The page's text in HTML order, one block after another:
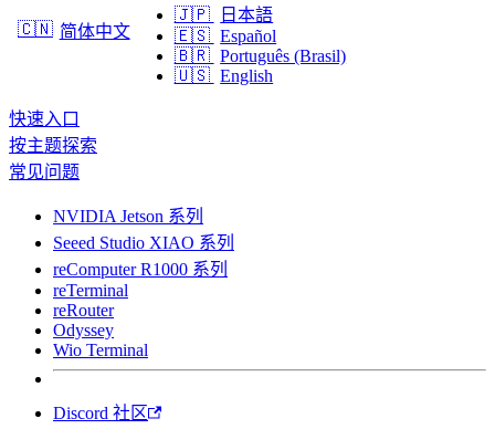
🇨🇳 简体中文
🇯🇵
日本語
🇪🇸 Español
🇧🇷 Português (Brasil)
🇺🇸 English
快速入口
按主题探索
常见问题
NVIDIA Jetson 系列
Seeed Studio XIAO 系列
reComputer R1000 系列
reTerminal
reRouter
Odyssey
Wio Terminal
Discord 社区